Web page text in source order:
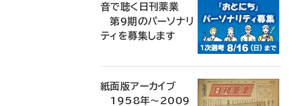
音で聴く日刊薬業
第9期のパーソナリ
ティを募集します
紙面版アーカイブ
1958年～2009